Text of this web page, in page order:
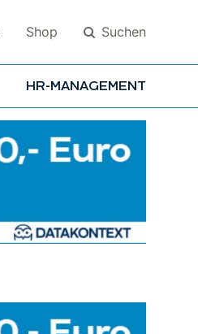
Shop Suchen
HR-MANAGEMENT